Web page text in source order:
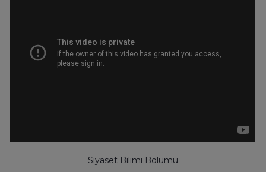
Siyaset Bilimi Bölümü